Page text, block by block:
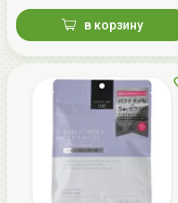
в корзину